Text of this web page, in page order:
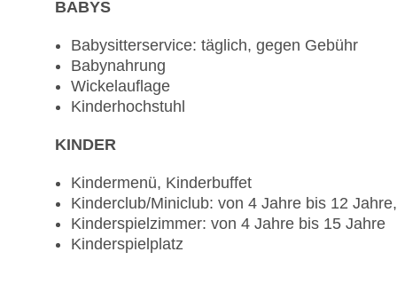
BABYS
Babysitterservice: täglich, gegen Gebühr
Babynahrung
Wickelauflage
Kinderhochstuhl
KINDER
Kindermenü, Kinderbuffet
Kinderclub/Miniclub: von 4 Jahre bis 12
Kinderspielzimmer: von 4 Jahre bis 15 Jahre
Kinderspielplatz